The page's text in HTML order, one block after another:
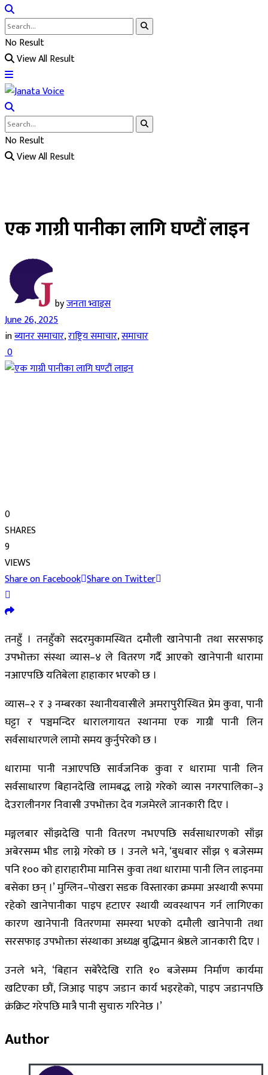
No Result
View All Result
No Result
View All Result
एक गाग्री पानीका लागि घण्टौं लाइन
byजनता भ्वाइस
June 26, 2025
inब्यानर समाचार,राष्ट्रिय समाचार,समाचार
0
0
SHARES
9
VIEWS
Share on Facebook Share on Twitter
तनहुँ । तनहुँको सदरमुकामस्थित दमौली खानेपानी तथा सरसफाइ
उपभोक्ता संस्था व्यास–४ ले वितरण गर्दै आएको खानेपानी धारामा
नआएपछि यतिबेला हाहाकार भएको छ ।
व्यास–२ र ३ नम्बरका स्थानीयवासीले अमरापुरीस्थित प्रेम कुवा, पानी
घट्टा र पञ्चमन्दिर धारालगायत स्थानमा एक गाग्री पानी लिन
सर्वसाधारणले लामो समय कुर्नुपरेको छ ।
धारामा पानी नआएपछि सार्वजनिक कुवा र धारामा पानी लिन
सर्वसाधारण बिहानदेखि लामबद्ध लाग्ने गरेको व्यास नगरपालिका–३
देउरालीनगर निवासी उपभोक्ता देव गजमेरले जानकारी दिए ।
मङ्गलबार साँझदेखि पानी वितरण नभएपछि सर्वसाधारणको साँझ
अबेरसम्म भीड लाग्ने गरेको छ । उनले भने, ‘बुधबार साँझ ९ बजेसम्म
पनि १०० को हाराहारीमा मानिस कुवा तथा धारामा पानी लिन लाइनमा
बसेका छन् ।’ मुग्लिन–पोखरा सडक विस्तारका क्रममा अस्थायी रूपमा
रहेको खानेपानीका पाइप हटाएर स्थायी व्यवस्थापन गर्न लागिएका
कारण खानेपानी वितरणमा समस्या भएको दमौली खानेपानी तथा
सरसफाइ उपभोक्ता संस्थाका अध्यक्ष बुद्धिमान श्रेष्ठले जानकारी दिए ।
उनले भने, ‘बिहान सबेरैदेखि राति १० बजेसम्म निर्माण कार्यमा
खटिएका छाैं, जिआइ पाइप जडान कार्य भइरहेको, पाइप जडानपछि
क्रंक्रिट गरेपछि मात्रै पानी सुचारु गरिनेछ ।’
Author